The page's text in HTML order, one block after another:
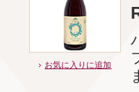
お気に入りに追加